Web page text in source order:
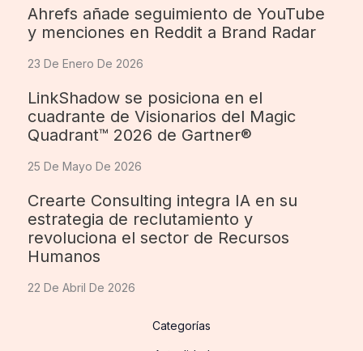
Ahrefs añade seguimiento de YouTube
y menciones en Reddit a Brand Radar
23 De Enero De 2026
LinkShadow se posiciona en el
cuadrante de Visionarios del Magic
Quadrant™ 2026 de Gartner®
25 De Mayo De 2026
Crearte Consulting integra IA en su
estrategia de reclutamiento y
revoluciona el sector de Recursos
Humanos
22 De Abril De 2026
Categorías